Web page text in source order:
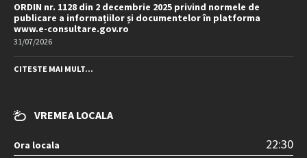
ORDIN nr. 1128 din 2 decembrie 2025 privind normele de
publicare a informațiilor și documentelor în platforma
www.e-consultare.gov.ro
31/07/2026
CITESTE MAI MULT...
VREMEA LOCALA
Ora locala 22:30